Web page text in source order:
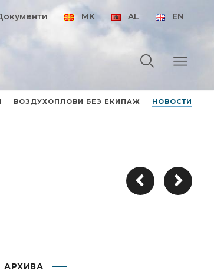
MK AL EN
ВОЗДУХОПЛОВИ БЕЗ ЕКИПАЖ НОВОСТИ
АРХИВА